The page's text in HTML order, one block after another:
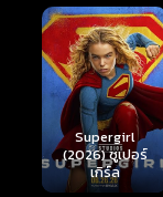
Masters of the
Universe (2026)
นักรบเจ้าจักรวาล